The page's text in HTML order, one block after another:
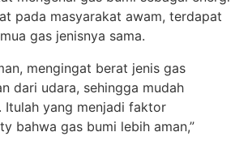
pada masyarakat awam, terdapat
gas jenisnya sama.
mengingat berat jenis gas
dari udara, sehingga mudah
Itulah yang menjadi faktor
bahwa gas bumi lebih aman,”